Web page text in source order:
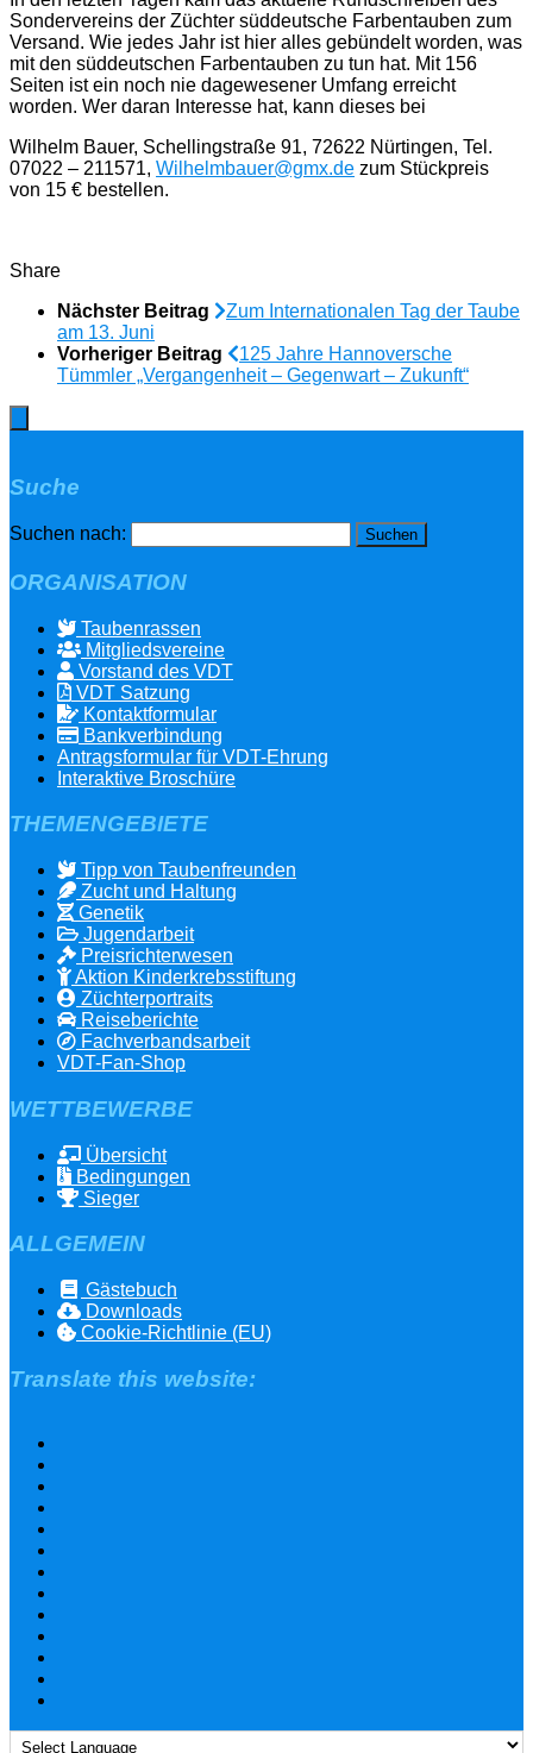
Sondervereins der Züchter süddeutsche Farbentauben zum
Versand. Wie jedes Jahr ist hier alles gebündelt worden, was
mit den süddeutschen Farbentauben zu tun hat. Mit 156
Seiten ist ein noch nie dagewesener Umfang erreicht
worden. Wer daran Interesse hat, kann dieses bei
Wilhelm Bauer, Schellingstraße 91, 72622 Nürtingen, Tel.
07022 – 211571, Wilhelmbauer@gmx.de zum Stückpreis
von 15 € bestellen.
Share
Nächster Beitrag
Zum Internationalen Tag der Taube
am 13. Juni
Vorheriger Beitrag
125 Jahre Hannoversche
Tümmler „Vergangenheit – Gegenwart – Zukunft“
Suche
Suchen nach:
ORGANISATION
Taubenrassen
Mitgliedsvereine
Vorstand des VDT
VDT Satzung
Kontaktformular
Bankverbindung
Antragsformular für VDT-Ehrung
Interaktive Broschüre
THEMENGEBIETE
Tipp von Taubenfreunden
Zucht und Haltung
Genetik
Jugendarbeit
Preisrichterwesen
Aktion Kinderkrebsstiftung
Züchterportraits
Reiseberichte
Fachverbandsarbeit
VDT-Fan-Shop
WETTBEWERBE
Übersicht
Bedingungen
Sieger
ALLGEMEIN
Gästebuch
Downloads
Cookie-Richtlinie (EU)
Translate this website: